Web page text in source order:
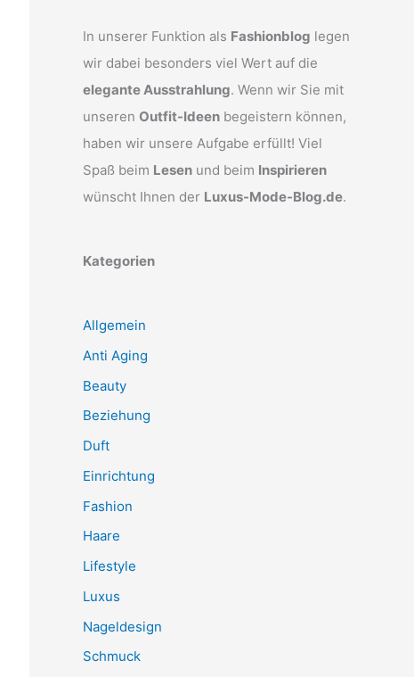
In unserer Funktion als Fashionblog legen
wir dabei besonders viel Wert auf die
elegante Ausstrahlung. Wenn wir Sie mit
unseren Outfit-Ideen begeistern können,
haben wir unsere Aufgabe erfüllt! Viel
Spaß beim Lesen und beim Inspirieren
wünscht Ihnen der Luxus-Mode-Blog.de.
Kategorien
Allgemein
Anti Aging
Beauty
Beziehung
Duft
Einrichtung
Fashion
Haare
Lifestyle
Luxus
Nageldesign
Schmuck